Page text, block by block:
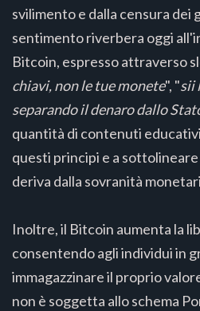
svilimento e dalla censura dei
sentimento riverbera oggi
Bitcoin, espresso attraverso
chiavi, non le tue monete", "sii
separando il denaro dallo
quantità di contenuti
questi principi e a
deriva dalla sovranità
Inoltre, il Bitcoin aumenta la
consentendo agli individui in
immagazzinare il proprio
non è soggetta allo schema